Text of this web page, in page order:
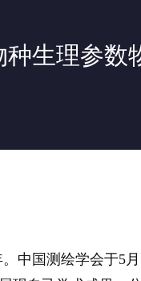
生理参
中国测绘学会于5